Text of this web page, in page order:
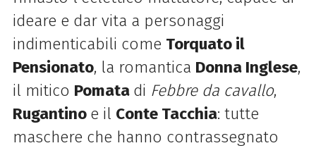
ideare e dar vita a personaggi
indimenticabili come Torquato il
Pensionato, la romantica Donna Inglese,
il mitico Pomata di Febbre da cavallo,
Rugantino e il Conte Tacchia: tutte
maschere che hanno contrassegnato